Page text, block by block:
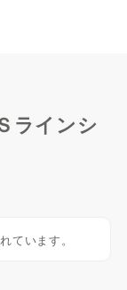
ラインシ
ています。